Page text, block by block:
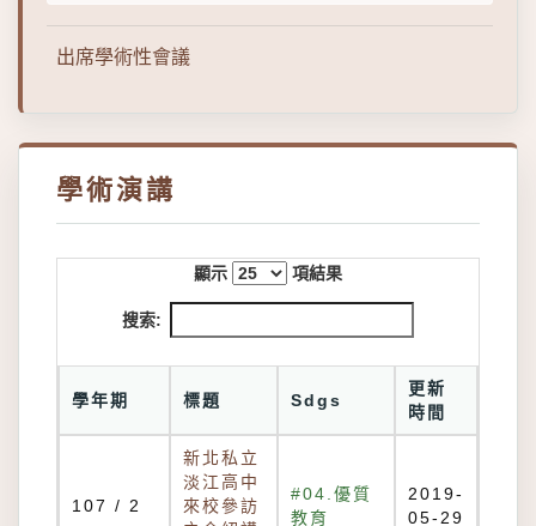
出席學術性會議
學術演講
顯示 項結果
搜索:
學年期 標題 Sdgs
更新
時間
107 / 2
新北私立
淡江高中
來校參訪
#04.優質
教育
2019-
05-29